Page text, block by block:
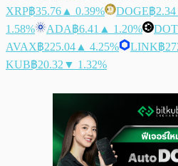
XRP฿35.76 ▲ 0.39% DOGE฿2.34
1.58%
ADA฿6.41 ▲ 1.20% DOT
AVAX฿225.04 ▲ 4.25% LINK฿
KUB฿20.32 ▼ 1.32%